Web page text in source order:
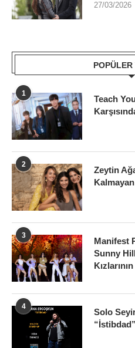
27/03/2026
1
Teach
2
Zeytin
3
Manifest
Sunny
4
Solo
“İstibdad”